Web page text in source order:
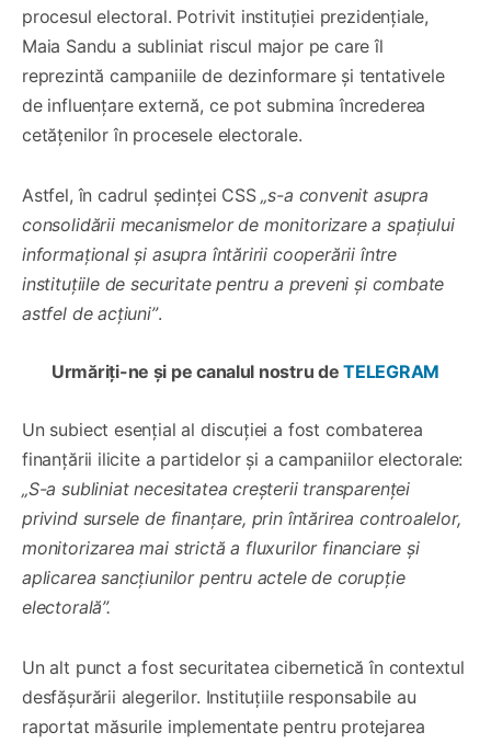
procesul electoral. Potrivit instituției prezidențiale,
Maia Sandu a subliniat riscul major pe care îl
reprezintă campaniile de dezinformare și tentativele
de influențare externă, ce pot submina încrederea
cetățenilor în procesele electorale.
Astfel, în cadrul ședinței CSS„s-a convenit asupra
consolidării mecanismelor de monitorizare a spațiului
informațional și asupra întăririi cooperării între
instituțiile de securitate pentru a preveni și combate
astfel de acțiuni”.
Urmăriți-ne și pe canalul nostru deTELEGRAM
Un subiect esențial al discuției a fost combaterea
finanțării ilicite a partidelor și a campaniilor electorale:
„S-a subliniat necesitatea creșterii transparenței
privind sursele de finanțare, prin întărirea controalelor,
monitorizarea mai strictă a fluxurilor financiare și
aplicarea sancțiunilor pentru actele de corupție
electorală”.
Un alt punct a fost securitatea cibernetică în contextul
desfășurării alegerilor. Instituțiile responsabile au
raportat măsurile implementate pentru protejarea